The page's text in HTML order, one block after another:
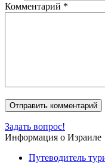
Комментарий *
Задать вопрос!
Информация о Израиле
Путеводитель